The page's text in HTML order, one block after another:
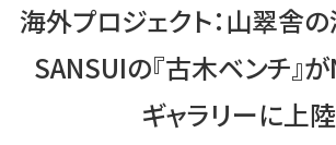
海外プロジェクト：山翠舎
SANSUIの『古木ベンチ』
ギャラリーに上陸